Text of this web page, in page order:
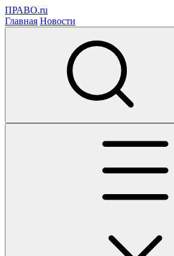
ПРАВО.ru
Главная Новости